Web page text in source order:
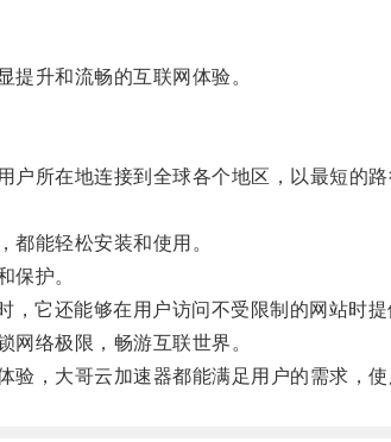
升和流畅的互联网体验。
在地连接到全球各个地区，以最短的路
能轻松安装和使用。
护。
它还能够在用户访问不受限制的网站时提
络极限，畅游互联世界。
大哥云加速器都能满足用户的需求，使